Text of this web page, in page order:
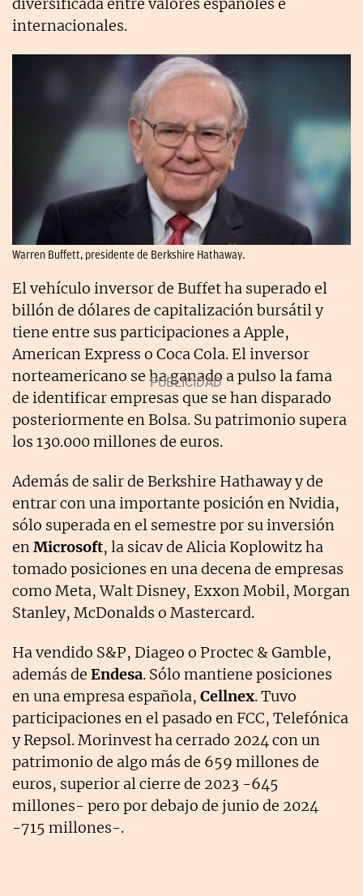
internacionales.
Warren Buffett, presidente de Berkshire Hathaway.
El vehículo inversor de Buffet ha superado el
billón de dólares de capitalización bursátil y
tiene entre sus participaciones a Apple,
American Express o Coca Cola. El inversor
norteamericano se ha ganado a pulso la fama
de identificar empresas que se han disparado
posteriormente en Bolsa. Su patrimonio supera
los 130.000 millones de euros.
Además de salir de Berkshire Hathaway y de
entrar con una importante posición en Nvidia,
sólo superada en el semestre por su inversión
enMicrosoft, la sicav de Alicia Koplowitz ha
tomado posiciones en una decena de empresas
como Meta, Walt Disney, Exxon Mobil, Morgan
Stanley, McDonalds o Mastercard.
Ha vendido S&P, Diageo o Proctec & Gamble,
además de Endesa. Sólo mantiene posiciones
en una empresa española, Cellnex. Tuvo
participaciones en el pasado en FCC, Telefónica
y Repsol. Morinvest ha cerrado 2024 con un
patrimonio de algo más de 659 millones de
euros, superior al cierre de 2023 -645
millones- pero por debajo de junio de 2024
-715 millones-.